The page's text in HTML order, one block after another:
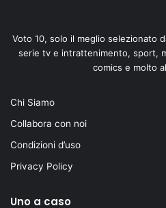
Voto 10, solo il meglio selezionato
serie tv e intrattenimento, sport,
comics e molto
Chi Siamo
Collabora con noi
Condizioni d’uso
Privacy Policy
Uno a caso